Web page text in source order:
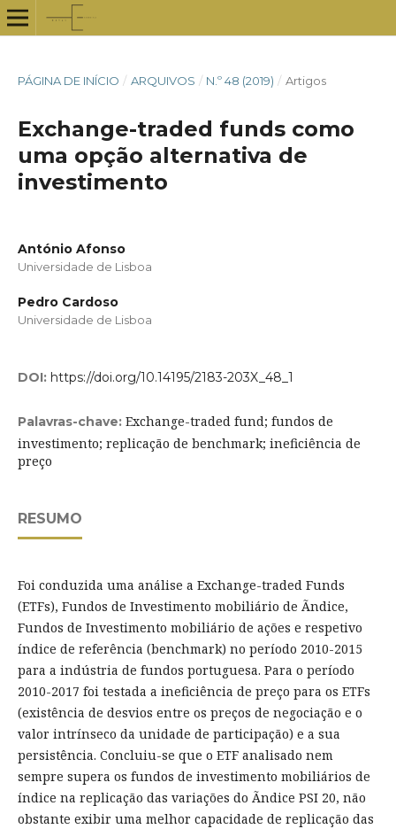
PÁGINA DE INÍCIO / ARQUIVOS / N.º 48 (2019) / Artigos
Exchange-traded funds como
uma opção alternativa de
investimento
António Afonso
Universidade de Lisboa
Pedro Cardoso
Universidade de Lisboa
DOI: https://doi.org/10.14195/2183-203X_48_1
Palavras-chave: Exchange-traded fund; fundos de
investimento; replicação de benchmark; ineficiência de
preço
RESUMO
Foi conduzida uma análise a Exchange-traded Funds
(ETFs), Fundos de Investimento mobiliário de Ãndice,
Fundos de Investimento mobiliário de ações e respetivo
índice de referência (benchmark) no período 2010-2015
para a indústria de fundos portuguesa. Para o período
2010-2017 foi testada a ineficiência de preço para os ETFs
(existência de desvios entre os preços de negociação e o
valor intrínseco da unidade de participação) e a sua
persistência. Concluiu-se que o ETF analisado nem
sempre supera os fundos de investimento mobiliários de
índice na replicação das variações do Ãndice PSI 20, não
obstante exibir uma melhor capacidade de replicação das